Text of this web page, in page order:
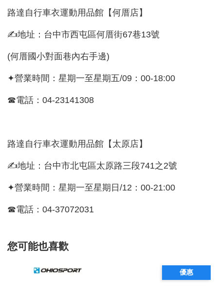
路達自行車衣運動用品館【何厝店】
✍地址：台中市西屯區何厝街67巷13號
(何厝國小對面巷內右手邊)
✦營業時間：星期一至星期五/09：00-18:00
☎電話：04-23141308
路達自行車衣運動用品館【太原店】
✍地址：台中市北屯區太原路三段741之2號
✦營業時間：星期一至星期日/12：00-21:00
☎電話：04-37072031
您可能也喜歡
優惠